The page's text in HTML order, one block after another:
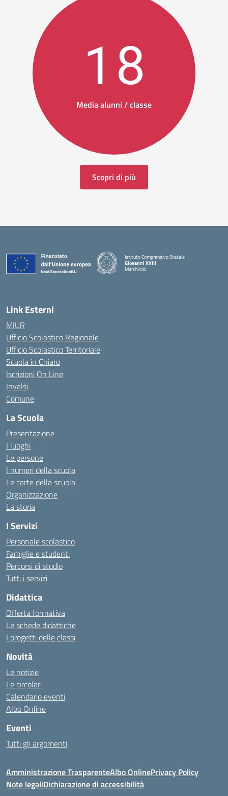
18
Media alunni / classe
Scopri di più
Istituto Comprensivo Statale
Giovanni XXIII
Marchirolo
Link Esterni
MIUR
Ufficio Scolastico Regionale
Ufficio Scolastico Territoriale
Scuola in Chiaro
Iscrizioni On Line
Invalsi
Comune
La Scuola
Presentazione
I luoghi
Le persone
I numeri della scuola
Le carte della scuola
Organizzazione
La storia
I Servizi
Personale scolastico
Famiglie e studenti
Percorsi di studio
Tutti i servizi
Didattica
Offerta formativa
Le schede didattiche
I progetti delle classi
Novità
Le notizie
Le circolari
Calendario eventi
Albo Online
Eventi
Tutti gli argomenti
Amministrazione TrasparenteAlbo OnlinePrivacy Policy
Note legaliDichiarazione di accessibilità